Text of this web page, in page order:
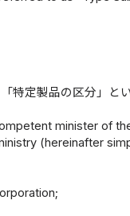
特定製品の区分」と
minister of
(hereinafter